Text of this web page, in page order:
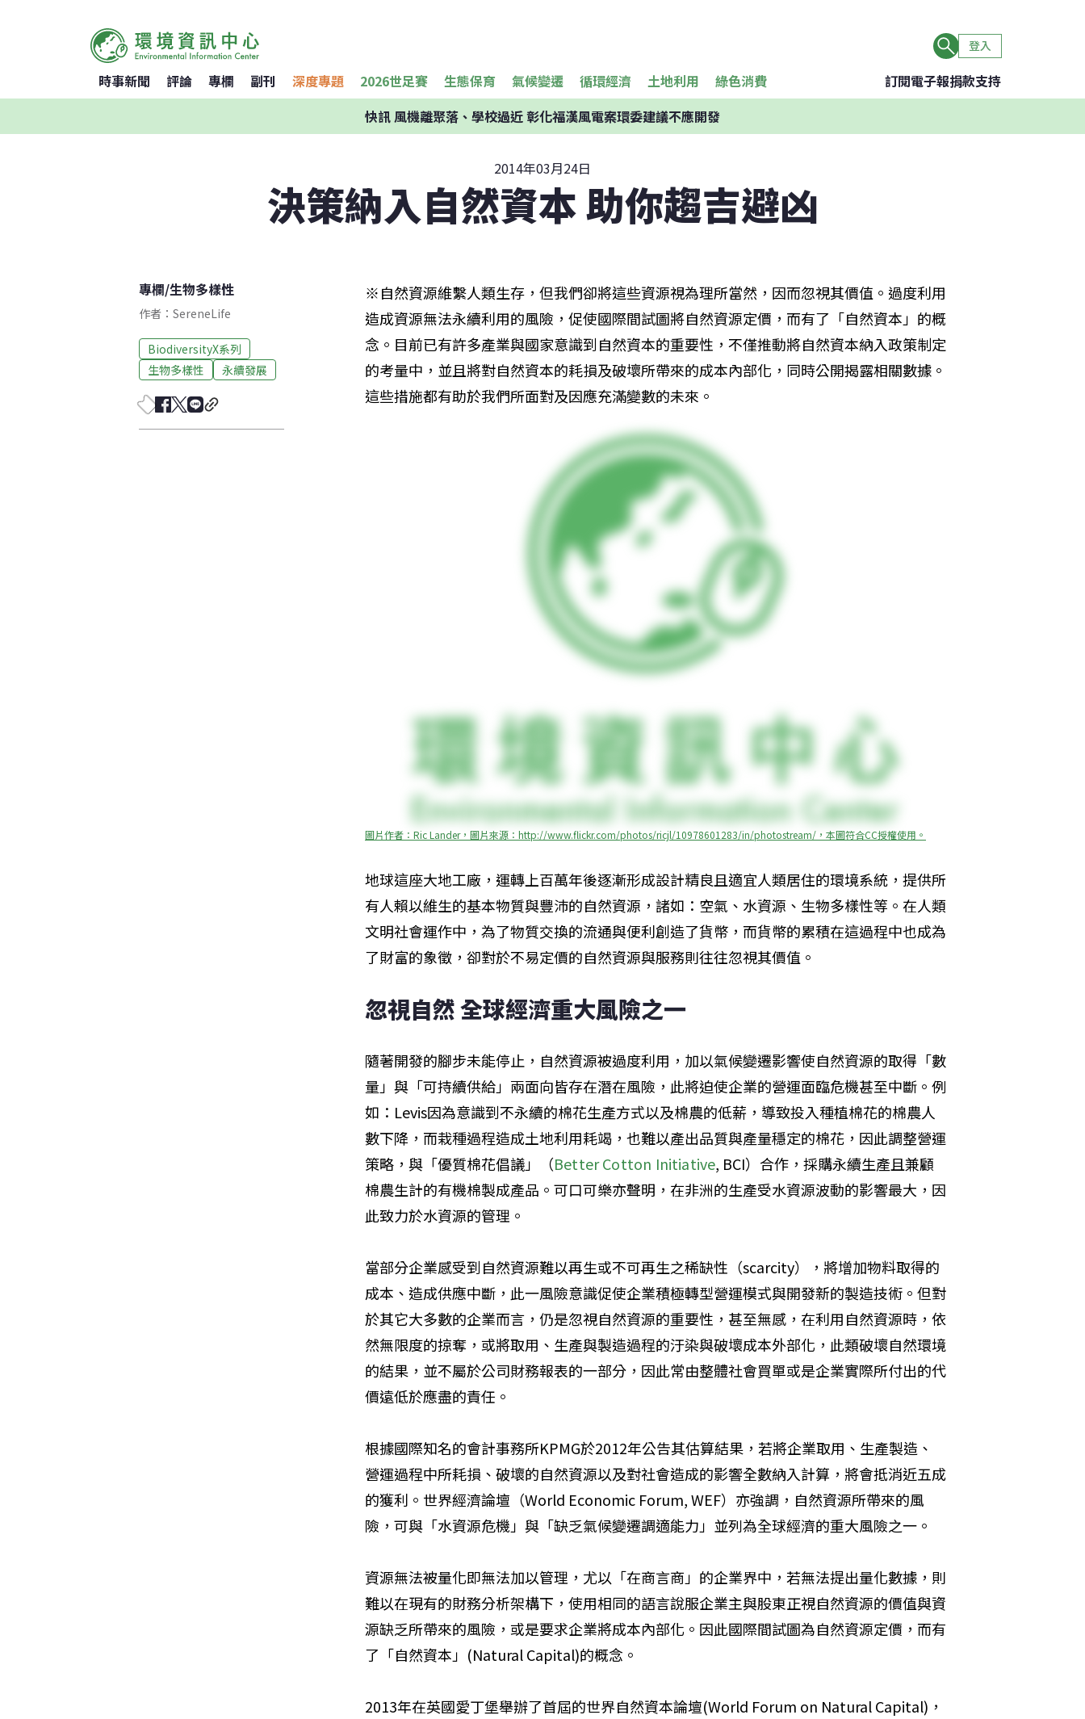
登入
時事新聞 評論 專欄 副刊 深度專題 2026世足賽 生態保育 氣候變遷 循環經濟 土地利用 綠色消費 訂閱電子報捐款支持
快訊風機離聚落、學校過近 彰化福漢風電案環委建議不應開發
2014年03月24日
決策納入自然資本 助你趨吉避凶
專欄/生物多樣性
作者：SereneLife
BiodiversityX系列
生物多樣性
永續發展
※自然資源維繫人類生存，但我們卻將這些資源視為理所當然，因而忽視其價值。過度利用
造成資源無法永續利用的風險，促使國際間試圖將自然資源定價，而有了「自然資本」的概
念。目前已有許多產業與國家意識到自然資本的重要性，不僅推動將自然資本納入政策制定
的考量中，並且將對自然資本的耗損及破壞所帶來的成本內部化，同時公開揭露相關數據。
這些措施都有助於我們所面對及因應充滿變數的未來。
圖片作者：Ric Lander，圖片來源：http://www.flickr.com/photos/ricjl/10978601283/in/photostream/，本圖符合CC授權使用。
地球這座大地工廠，運轉上百萬年後逐漸形成設計精良且適宜人類居住的環境系統，提供所
有人賴以維生的基本物質與豐沛的自然資源，諸如：空氣、水資源、生物多樣性等。在人類
文明社會運作中，為了物質交換的流通與便利創造了貨幣，而貨幣的累積在這過程中也成為
了財富的象徵，卻對於不易定價的自然資源與服務則往往忽視其價值。
忽視自然 全球經濟重大風險之一
隨著開發的腳步未能停止，自然資源被過度利用，加以氣候變遷影響使自然資源的取得「數
量」與「可持續供給」兩面向皆存在潛在風險，此將迫使企業的營運面臨危機甚至中斷。例
如：Levis因為意識到不永續的棉花生產方式以及棉農的低薪，導致投入種植棉花的棉農人
數下降，而栽種過程造成土地利用耗竭，也難以產出品質與產量穩定的棉花，因此調整營運
策略，與「優質棉花倡議」（Better Cotton Initiative, BCI）合作，採購永續生產且兼顧
棉農生計的有機棉製成產品。可口可樂亦聲明，在非洲的生產受水資源波動的影響最大，因
此致力於水資源的管理。
當部分企業感受到自然資源難以再生或不可再生之稀缺性（scarcity），將增加物料取得的
成本、造成供應中斷，此一風險意識促使企業積極轉型營運模式與開發新的製造技術。但對
於其它大多數的企業而言，仍是忽視自然資源的重要性，甚至無感，在利用自然資源時，依
然無限度的掠奪，或將取用、生產與製造過程的汙染與破壞成本外部化，此類破壞自然環境
的結果，並不屬於公司財務報表的一部分，因此常由整體社會買單或是企業實際所付出的代
價遠低於應盡的責任。
根據國際知名的會計事務所KPMG於2012年公告其估算結果，若將企業取用、生產製造、
營運過程中所耗損、破壞的自然資源以及對社會造成的影響全數納入計算，將會抵消近五成
的獲利。世界經濟論壇（World Economic Forum, WEF）亦強調，自然資源所帶來的風
險，可與「水資源危機」與「缺乏氣候變遷調適能力」並列為全球經濟的重大風險之一。
資源無法被量化即無法加以管理，尤以「在商言商」的企業界中，若無法提出量化數據，則
難以在現有的財務分析架構下，使用相同的語言說服企業主與股東正視自然資源的價值與資
源缺乏所帶來的風險，或是要求企業將成本內部化。因此國際間試圖為自然資源定價，而有
了「自然資本」(Natural Capital)的概念。
2013年在英國愛丁堡舉辦了首屆的世界自然資本論壇(World Forum on Natural Capital)，